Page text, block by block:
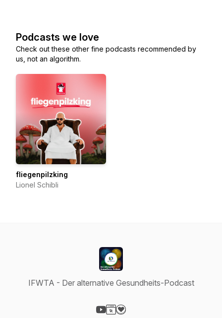
Podcasts we love
Check out these other fine podcasts recommended by
us, not an algorithm.
fliegenpilzking
Lionel Schibli
IFWTA - Der alternative Gesundheits-Podcast